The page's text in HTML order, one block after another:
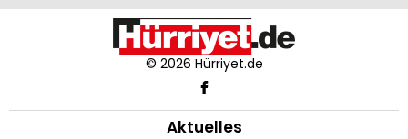
© 2026 Hürriyet.de
Aktuelles